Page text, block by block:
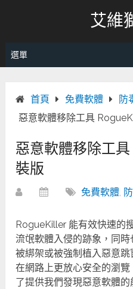
艾維
選單
首頁 免費軟體
防
惡意軟體移除工具
惡意軟體移除工
裝版
免費軟體,
RogueKiller 能有效快速的
流氓軟體入侵的跡象，同
被綁架或被強制植入惡意
在網路上更放心安全的瀏
了提供我們發現惡意軟體